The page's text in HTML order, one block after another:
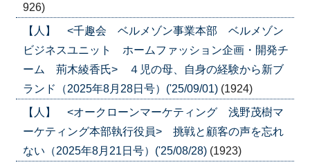
926)
【人】 <千趣会 ベルメゾン事業本部 ベルメゾン
ビジネスユニット ホームファッション企画・開発チ
ーム 荊木綾香氏> ４児の母、自身の経験から新ブ
ランド（2025年8月28日号）('25/09/01) (1924)
【人】 <オークローンマーケティング 浅野茂樹マ
ーケティング本部執行役員> 挑戦と顧客の声を忘れ
ない（2025年8月21日号）('25/08/28) (1923)